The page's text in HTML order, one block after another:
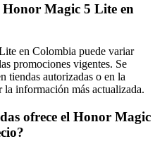
Honor Magic 5 Lite en
en Colombia puede variar
promociones vigentes. Se
tiendas autorizadas o en la
información más actualizada.
ofrece el Honor Magic